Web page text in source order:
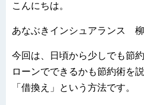
こんにちは。
あなぶきインシュアランス 柳
今回は、日頃から少しでも節
ローンでできるかも節約術を
「借換え」という方法です。